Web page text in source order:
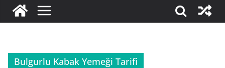
Bulgurlu Kabak Yemeği Tarifi